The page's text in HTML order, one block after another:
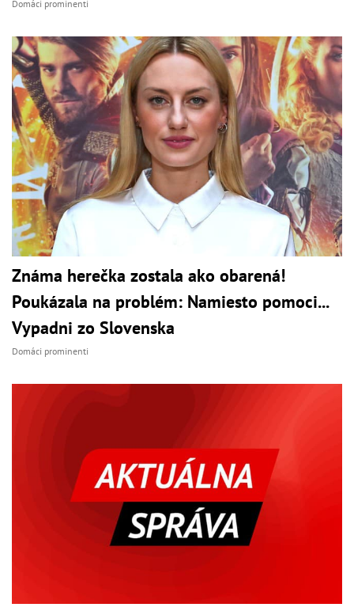
Domáci prominenti
Známa herečka zostala ako obarená!
Poukázala na problém: Namiesto pomoci...
Vypadni zo Slovenska
Domáci prominenti